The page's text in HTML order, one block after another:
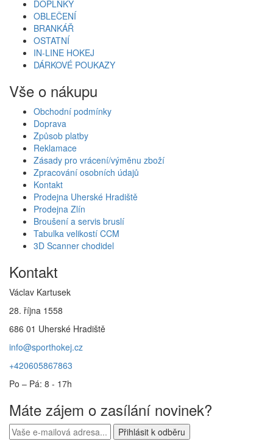
DOPLŇKY
OBLEČENÍ
BRANKÁŘ
OSTATNÍ
IN-LINE HOKEJ
DÁRKOVÉ POUKAZY
Vše o nákupu
Obchodní podmínky
Doprava
Způsob platby
Reklamace
Zásady pro vrácení/výměnu zboží
Zpracování osobních údajů
Kontakt
Prodejna Uherské Hradiště
Prodejna Zlín
Broušení a servis bruslí
Tabulka velikostí CCM
3D Scanner chodidel
Kontakt
Václav Kartusek
28. října 1558
686 01 Uherské Hradiště
info@sporthokej.cz
+420605867863
Po – Pá: 8 - 17h
Máte zájem o zasílání novinek?